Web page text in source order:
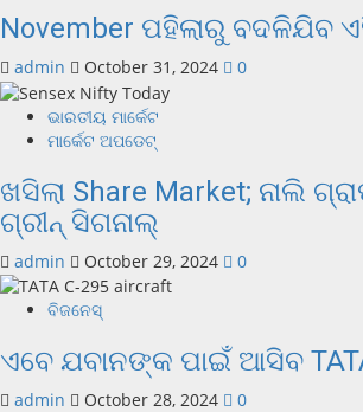
November ପହିଲାରୁ ବଦଳିଯିବ
admin October 31, 2024 0
ଭାରତୀୟ ମାର୍କେଟ
ମାର୍କେଟ ଅପଡେଟ୍
ଖସିଲା Share Market; ନାଲି
ଗ୍ରୀନ୍ ସିଗନାଲ୍
admin October 29, 2024 0
ବିଜନେସ୍
ଏବେ ଯବାନଙ୍କ ପାଇଁ ଆସିବ
admin October 28, 2024 0